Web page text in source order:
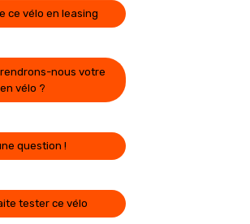
ce vélo en leasing
nous votre
vélo ?
question !
tester ce vélo